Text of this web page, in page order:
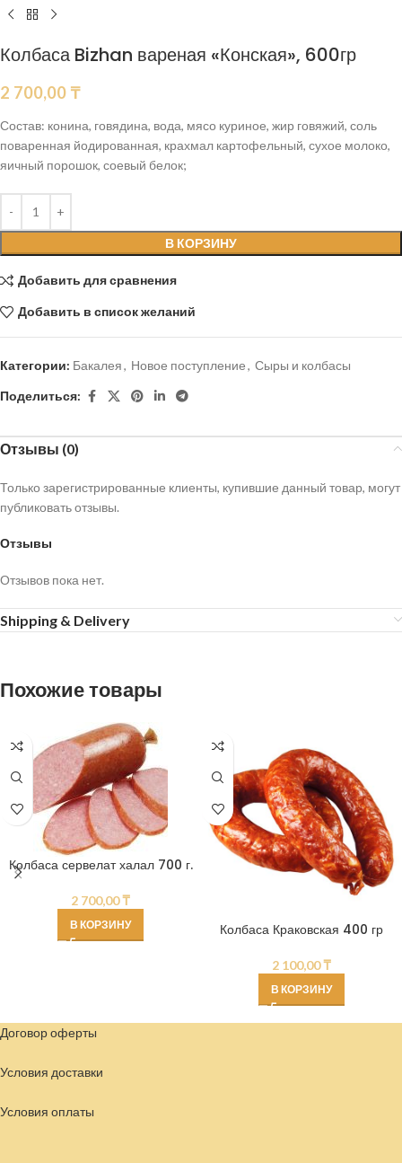
Колбаса Bizhan вареная «Конская», 600гр
2 700,00 ₸
Состав: конина, говядина, вода, мясо куриное, жир говяжий, соль
поваренная йодированная, крахмал картофельный, сухое молоко,
яичный порошок, соевый белок;
В КОРЗИНУ
Добавить для сравнения
Добавить в список желаний
Категории: Бакалея, Новое поступление, Сыры и колбасы
Поделиться:
Отзывы (0)
Отзывы
Отзывов пока нет.
Только зарегистрированные клиенты, купившие данный товар, могут
публиковать отзывы.
Shipping & Delivery
Похожие товары
Колбаса сервелат халал 700 г.
2 700,00₸
В КОРЗИНУ Колбаса Краковская 400 гр
2 100,00₸
В КОРЗИНУ
Договор оферты
Условия доставки
Условия оплаты